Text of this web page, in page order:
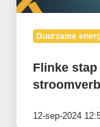
Duurzame
Flinke
12-sep-2024